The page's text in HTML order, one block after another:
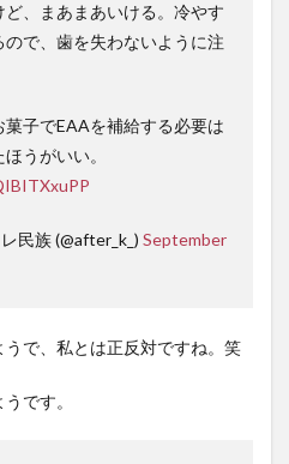
、まあまあいける。冷やす
ので、歯を失わないように注
菓子でEAAを補給する必要は
うがいい。
民族 (@after_k_) September
で、私とは正反対ですね。笑
です。